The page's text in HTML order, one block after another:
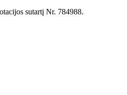
sutartį Nr. 784988.